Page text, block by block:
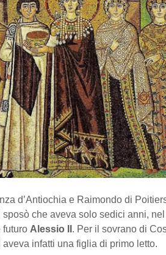
d’Antiochia e Raimondo di
che aveva solo sedici anni,
futuro Alessio II . Per il sovrano di
infatti una figlia di primo letto.